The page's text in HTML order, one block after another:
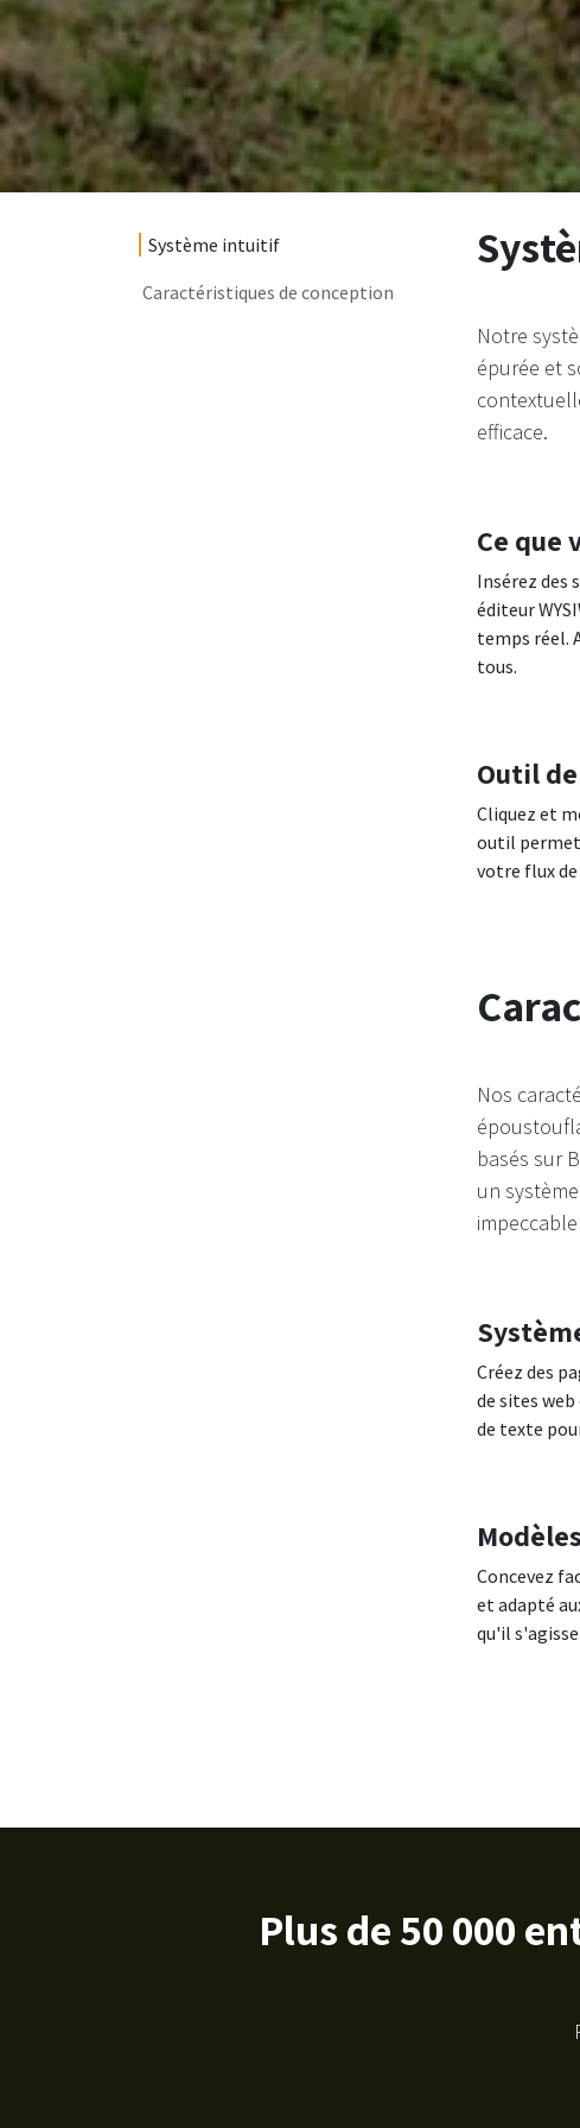
Système intuitif
Caractéristiques de conception
Notre
épurée et
efficace.
Ce que
Insérez des
éditeur
temps réel.
tous.
Outil
Cliquez et
outil
votre flux
Nos
basés sur
un
Créez des
de sites
de texte
Concevez
et adapté
qu'il
Plus de 50 000